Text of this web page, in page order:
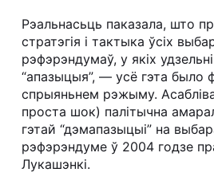
Рэальнасьць паказала, што
стратэгія і тактыка ўсіх
рэфэрэндумаў, у якіх
“апазыцыя”, — усё гэта было
спрыяньнем рэжыму. Асабліва
проста шок) палітычна
гэтай “дэмапазыцыі” на
рэфэрэндуме ў 2004 годзе
Лукашэнкі.